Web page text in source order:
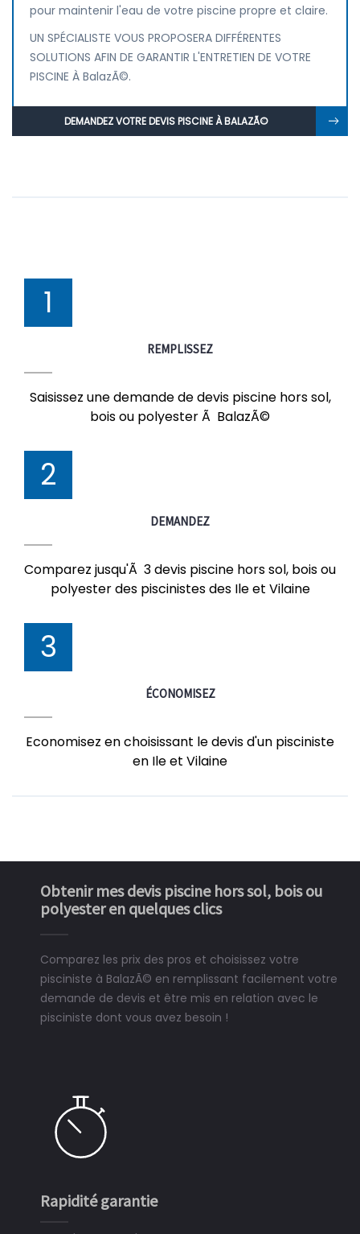
pour maintenir l'eau de votre piscine propre et claire.
UN SPÉCIALISTE VOUS PROPOSERA DIFFÉRENTES
SOLUTIONS AFIN DE GARANTIR L'ENTRETIEN DE VOTRE
PISCINE À BalazÃ©.
DEMANDEZ VOTRE DEVIS PISCINE À BALAZÃ©
1
REMPLISSEZ
Saisissez une demande de devis piscine hors sol,
bois ou polyester Ã BalazÃ©
2
DEMANDEZ
Comparez jusqu'Ã 3 devis piscine hors sol, bois ou
polyester des piscinistes des Ile et Vilaine
3
ÉCONOMISEZ
Economisez en choisissant le devis d'un pisciniste
en Ile et Vilaine
Obtenir mes devis piscine hors sol, bois ou
polyester en quelques clics
Comparez les prix des pros et choisissez votre
pisciniste à BalazÃ© en remplissant facilement votre
demande de devis et être mis en relation avec le
pisciniste dont vous avez besoin !
Rapidité garantie